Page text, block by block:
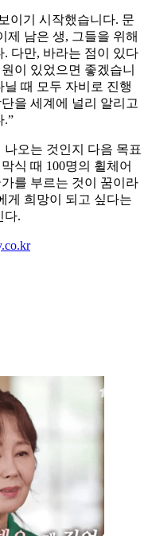
이기 시작했습니다. 문
제 남은 생, 그들을 위해
다만, 바라는 점이 있다
이 있었으면 좋겠습니
때 모두 자비로 진행
을 세계에 널리 알리고
.”
오는 것인지 다음 목표
식 때 100명의 휠체어
를 부르는 것이 꿈이라
게 희망이 되고 싶다는
다.